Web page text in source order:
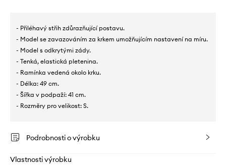
- Přiléhavý střih zdůrazňující postavu.
- Model se zavazováním za krkem umožňujícím nastavení na míru.
- Model s odkrytými zády.
- Tenká, elastická pletenina.
- Ramínka vedená okolo krku.
- Délka: 49 cm.
- Šířka v podpaží: 41 cm.
- Rozměry pro velikost: S.
Podrobnosti o výrobku
Vlastnosti výrobku